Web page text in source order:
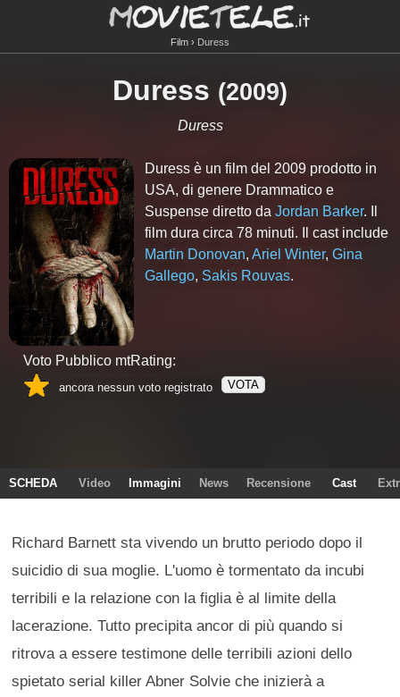
Film Duress
Duress (2009)
Duress
Duress è un film del 2009 prodotto in
USA, di genere Drammatico e
Suspense diretto daJordan Barker. Il
film dura circa78 minuti. Il cast include
Martin Donovan,Ariel Winter,Gina
Gallego, Sakis Rouvas.
Voto Pubblico mtRating:
ancora nessun voto registrato VOTA
SCHEDA Video Immagini News Recensione Cast
Richard Barnett sta vivendo un brutto periodo dopo il
suicidio di sua moglie. L'uomo è tormentato da incubi
terribili e la relazione con la figlia è al limite della
lacerazione. Tutto precipita ancor di più quando si
ritrova a essere testimone delle terribili azioni dello
spietato serial killer Abner Solvie che inizierà a